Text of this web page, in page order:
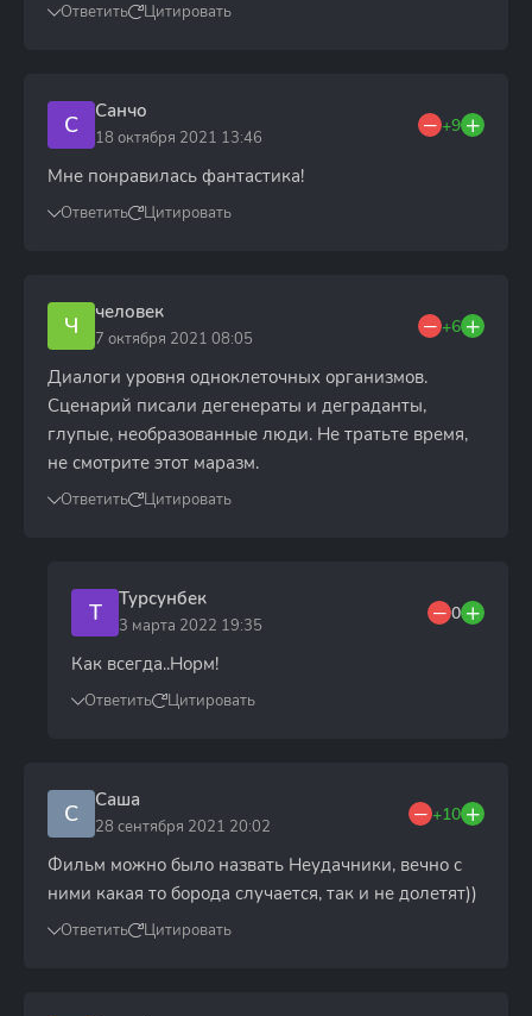
Ответить Цитировать
С Санчо
18 октября 2021 13:46
+9
Мне понравилась фантастика!
Ответить Цитировать
Ч человек
7 октября 2021 08:05
+6
Диалоги уровня одноклеточных организмов.
Сценарий писали дегенераты и деграданты,
глупые, необразованные люди. Не тратьте время,
не смотрите этот маразм.
Ответить Цитировать
Т Турсунбек
3 марта 2022 19:35
0
Как всегда..Норм!
Ответить Цитировать
С Саша
28 сентября 2021 20:02
+10
Фильм можно было назвать Неудачники, вечно с
ними какая то борода случается, так и не долетят))
Ответить Цитировать